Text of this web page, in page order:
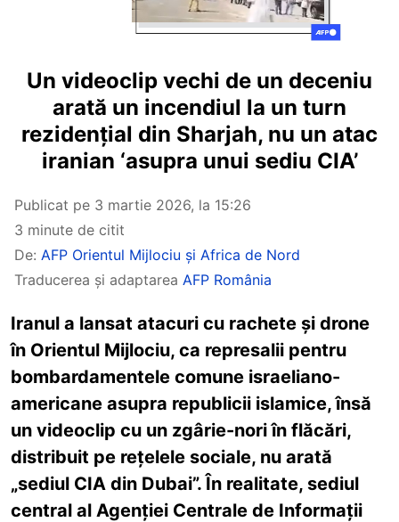
Un videoclip vechi de un deceniu
arată un incendiul la un turn
rezidențial din Sharjah, nu un atac
iranian ‘asupra unui sediu CIA’
Publicat pe 3 martie 2026, la 15:26
3 minute de citit
De: AFP Orientul Mijlociu și Africa de Nord
Traducerea și adaptarea AFP România
Iranul a lansat atacuri cu rachete și drone
în Orientul Mijlociu, ca represalii pentru
bombardamentele comune israeliano-
americane asupra republicii islamice, însă
un videoclip cu un zgârie-nori în flăcări,
distribuit pe rețelele sociale, nu arată
„sediul CIA din Dubai”. În realitate, sediul
central al Agenției Centrale de Informații